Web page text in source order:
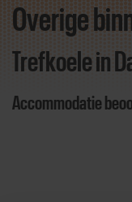
Overige
Trefkoelein
Accommodatie